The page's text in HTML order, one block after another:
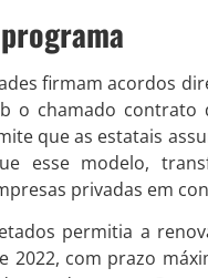
firmam acordos
o chamado
que as estatais
esse modelo,
privadas em
permitia a
2022, com prazo